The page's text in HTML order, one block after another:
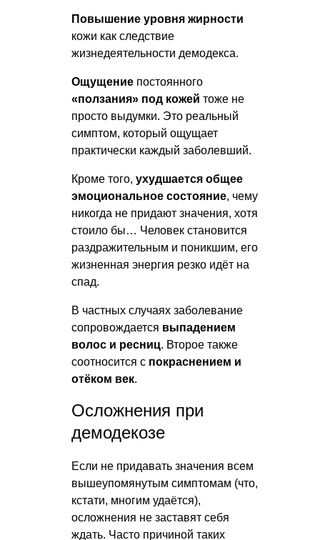
Повышение уровня жирности
кожи как следствие
жизнедеятельности демодекса.
Ощущение постоянного
«ползания» под кожей тоже не
просто выдумки. Это реальный
симптом, который ощущает
практически каждый заболевший.
Кроме того, ухудшается общее
эмоциональное состояние, чему
никогда не придают значения, хотя
стоило бы… Человек становится
раздражительным и поникшим, его
жизненная энергия резко идёт на
спад.
В частных случаях заболевание
сопровождается выпадением
волос и ресниц. Второе также
соотносится с покраснением и
отёком век.
Осложнения при
демодекозе
Если не придавать значения всем
вышеупомянутым симптомам (что,
кстати, многим удаётся),
осложнения не заставят себя
ждать. Часто причиной таких